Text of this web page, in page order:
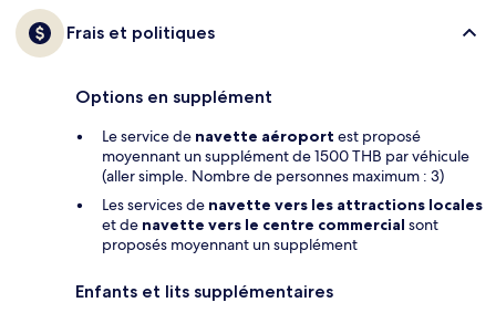
Frais et politiques
Options en supplément
Le service de navette aéroport est proposé
moyennant un supplément de 1500 THB par véhicule
(aller simple. Nombre de personnes maximum : 3)
Les services de navette vers les attractions locales
et de navette vers le centre commercial sont
proposés moyennant un supplément
Enfants et lits supplémentaires